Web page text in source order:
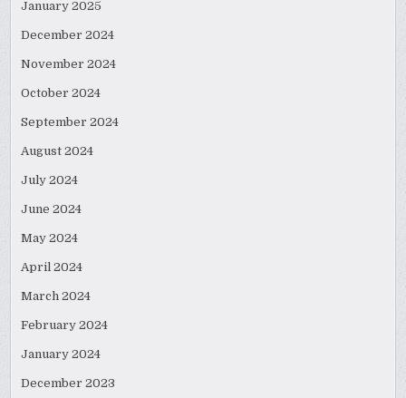
January 2025
December 2024
November 2024
October 2024
September 2024
August 2024
July 2024
June 2024
May 2024
April 2024
March 2024
February 2024
January 2024
December 2023